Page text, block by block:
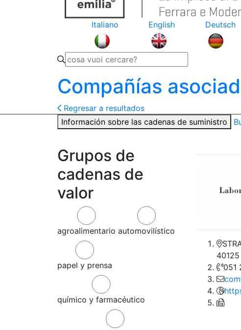
Italiano
English Deutsch
Compañías
Regresar a resultados
Información sobre las cadenas de suministro
Grupos de
cadenas de
valor
agroalimentario automovilístico
papel y prensa
químico y farmacéutico
40125
051